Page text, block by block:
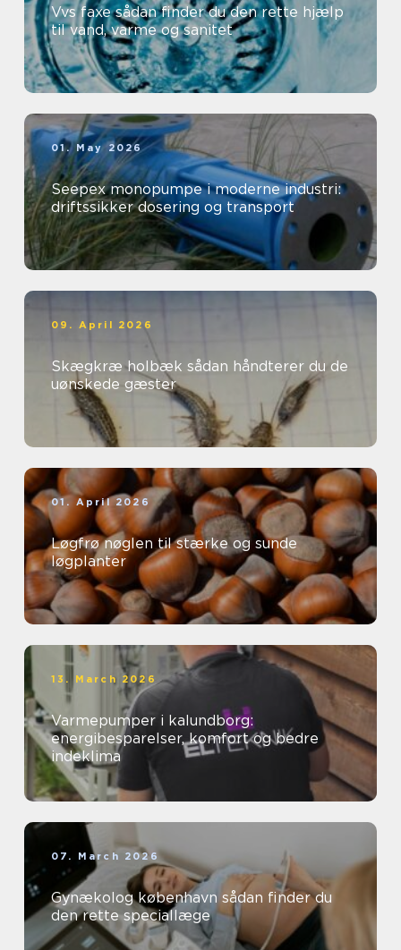
Vvs faxe sådan finder du den rette hjælp
til vand, varme og sanitet
01. May 2026
Seepex monopumpe i moderne industri:
driftssikker dosering og transport
09. April 2026
Skægkræ holbæk sådan håndterer du de
uønskede gæster
01. April 2026
Løgfrø nøglen til stærke og sunde
løgplanter
13. March 2026
Varmepumper i kalundborg:
energibesparelser, komfort og bedre
indeklima
07. March 2026
Gynækolog københavn sådan finder du
den rette speciallæge